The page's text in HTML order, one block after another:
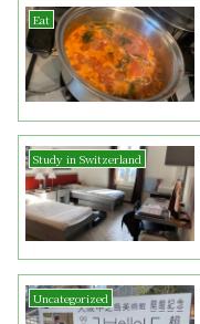
Eat
Study in Switzerland
Uncategorized